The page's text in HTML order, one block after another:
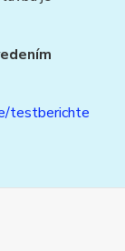
testberichte